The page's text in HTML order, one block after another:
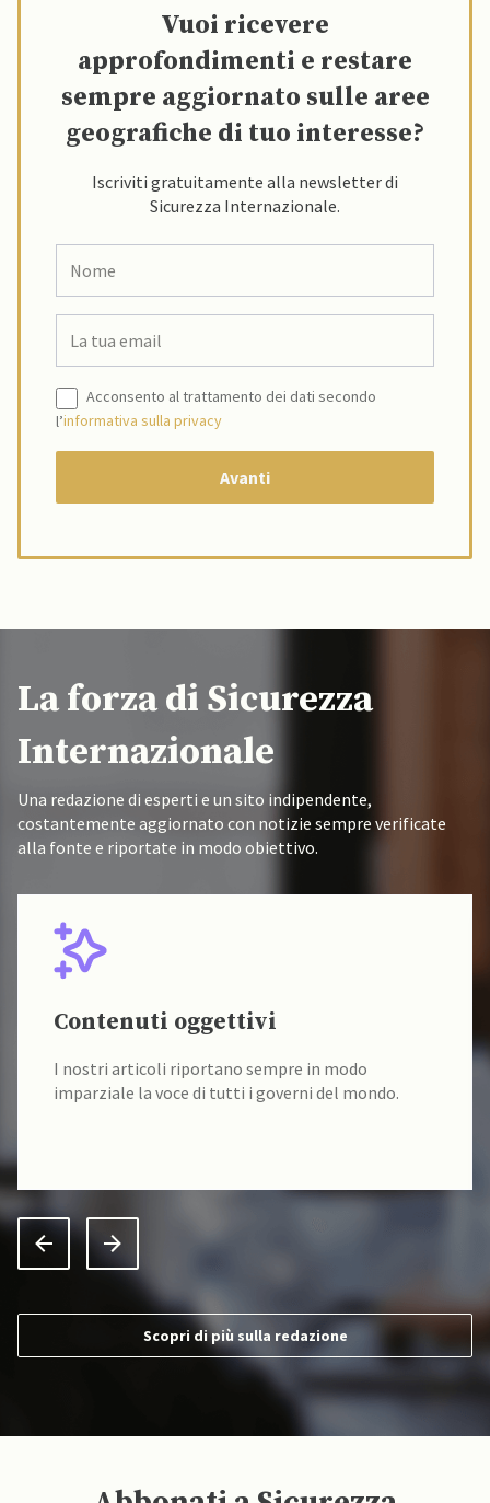
Vuoi ricevere
approfondimenti e restare
sempre aggiornato sulle aree
geografiche di tuo interesse?
Iscriviti gratuitamente alla newsletter di
Sicurezza Internazionale.
Acconsento al trattamento dei dati secondo
l’informativa sulla privacy
La forza di Sicurezza
Internazionale
Una redazione di esperti e un sito indipendente,
costantemente aggiornato con notizie sempre verificate
alla fonte e riportate in modo obiettivo.
Contenuti oggettivi
I nostri articoli riportano sempre in modo
imparziale la voce di tutti i governi del mondo.
Scopri di più sulla redazione